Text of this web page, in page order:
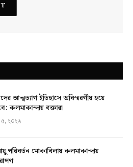
আত্মত্যাগ ইতিহাসে অবিস্মরণীয় হয়ে
কলমাকান্দায় বক্তারা
২০২৬
পরিবর্তন মোকাবিলায় কলমাকান্দায়